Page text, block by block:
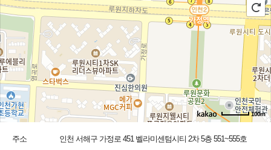
100m
주소
인천 서해구 가정로 451 벨라미센텀시티 2차 5층 551~555호